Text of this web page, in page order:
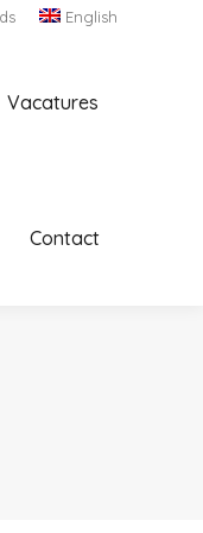
English
Vacatures
Contact